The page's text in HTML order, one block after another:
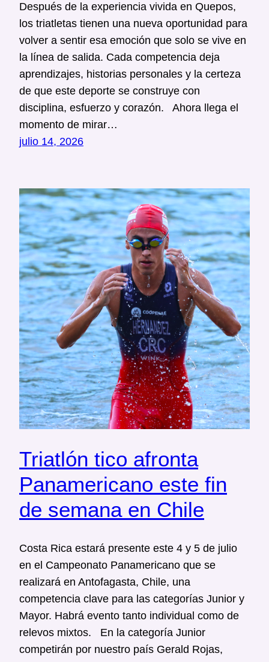
Después de la experiencia vivida en Quepos,
los triatletas tienen una nueva oportunidad para
volver a sentir esa emoción que solo se vive en
la línea de salida. Cada competencia deja
aprendizajes, historias personales y la certeza
de que este deporte se construye con
disciplina, esfuerzo y corazón. Ahora llega el
momento de mirar…
julio 14, 2026
Triatlón tico afronta
Panamericano este fin
de semana en Chile
Costa Rica estará presente este 4 y 5 de julio
en el Campeonato Panamericano que se
realizará en Antofagasta, Chile, una
competencia clave para las categorías Junior y
Mayor. Habrá evento tanto individual como de
relevos mixtos. En la categoría Junior
competirán por nuestro país Gerald Rojas,